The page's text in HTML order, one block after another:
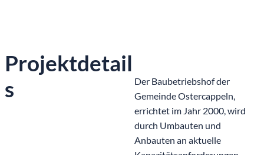
Projektdetail
s
Der Baubetriebshof der
Gemeinde Ostercappeln,
errichtet im Jahr 2000, wird
durch Umbauten und
Anbauten an aktuelle